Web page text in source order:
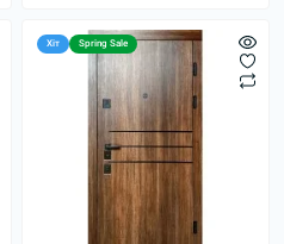
Хіт Spring Sale